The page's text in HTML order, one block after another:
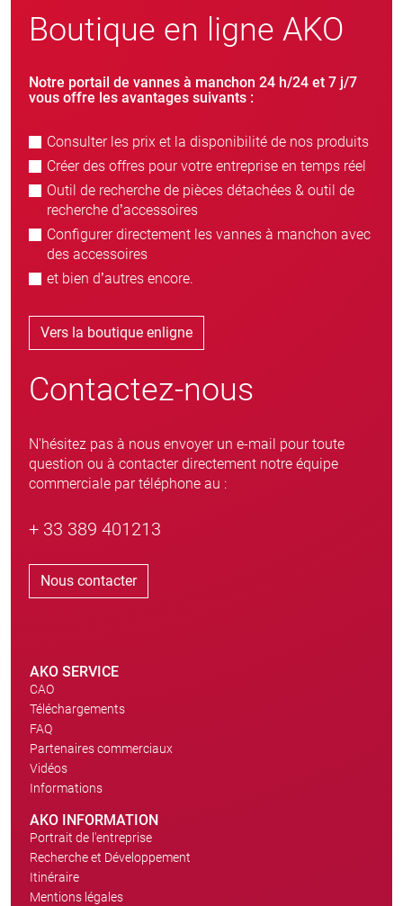
Boutique en ligne AKO
Notre portail de vannes à manchon 24 h/24 et 7 j/7
vous offre les avantages suivants :
Consulter les prix et la disponibilité de nos produits
Créer des offres pour votre entreprise en temps réel
Outil de recherche de pièces détachées & outil de
recherche d’accessoires
Configurer directement les vannes à manchon avec
des accessoires
et bien d’autres encore.
Vers la boutique enligne
Contactez-nous
N'hésitez pas à nous envoyer un e-mail pour toute
question ou à contacter directement notre équipe
commerciale par téléphone au :
+ 33 389 401213
Nous contacter
AKO SERVICE
CAO
Téléchargements
FAQ
Partenaires commerciaux
Vidéos
Informations
AKO INFORMATION
Portrait de l'entreprise
Recherche et Développement
Itinéraire
Mentions légales